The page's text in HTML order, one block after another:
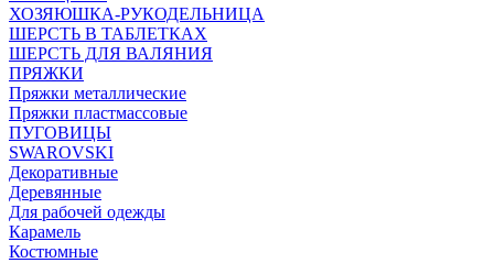
ХОЗЯЮШКА-РУКОДЕЛЬНИЦА
ШЕРСТЬ В ТАБЛЕТКАХ
ШЕРСТЬ ДЛЯ ВАЛЯНИЯ
ПРЯЖКИ
Пряжки металлические
Пряжки пластмассовые
ПУГОВИЦЫ
SWAROVSKI
Декоративные
Деревянные
Для рабочей одежды
Карамель
Костюмные